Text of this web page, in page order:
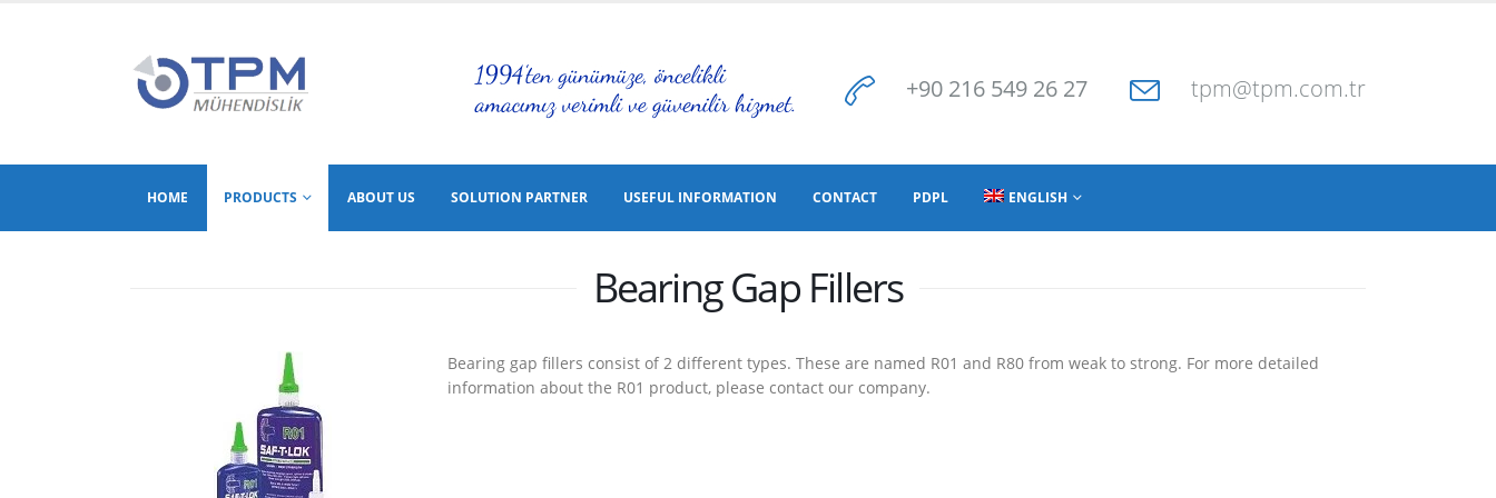
+90 216 549 26 27 tpm@tpm.com.tr
HOME PRODUCTS ABOUT US SOLUTION PARTNER USEFUL INFORMATION CONTACT PDPL ENGLISH
Bearing Gap Fillers
Bearing gap fillers consist of 2 different types. These are named R01 and R80 from weak to strong. For more detailed
information about the R01 product, please contact our company.